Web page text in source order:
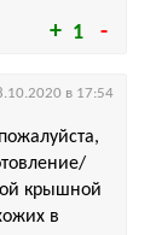
1
крышной
в
в 17:54